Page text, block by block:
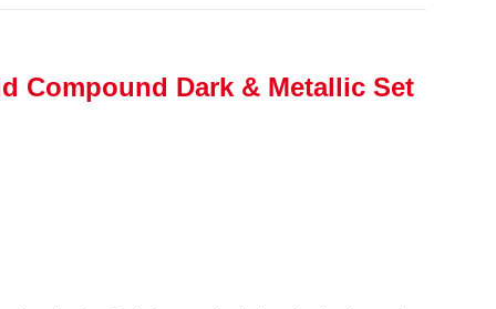
Compound Dark & Metallic Set